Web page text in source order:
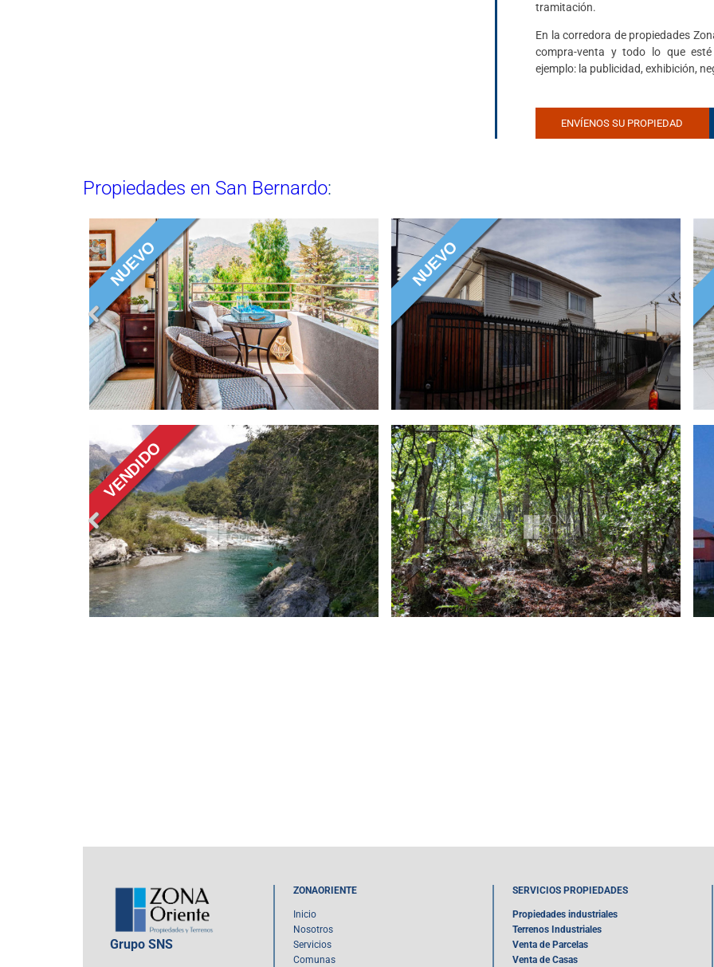
tramitación.
En la corredora de propiedades
compra-venta y todo lo que
ejemplo: la publicidad, exhibición,
ENVÍENOS SU PROPIEDAD
Propiedades en San Bernardo:
departamentos
OFERTA VENTA DE AMPLIA CASA
EN EL BOSQUE 180M2/245M2
Amplia casa en la comuna de El Bosque 180m2
construídos /245m2 terreno.
UF 4522.00
Más Información
CIDEPA, ANNE PARK,
DEPARTAMENTOS NUEVOS EN LA
DEHESA
CIDEPA pone a disposición. la venta de29
departamentos en la comuna de La Dehesa de 120
A 167 M² totales
UF 11067.00
Más Información
PARCELA 7,5 HAS CAMINO A LA
BALSA
Hermosa parcela para uso familiar en camino a la
Balsa
UF 676.00
Más Información
40 HECTÁREAS SECTOR VILLEGAS,
CAMINO A LA BALSA
Hermoso campo con destino agrícola, forestal o
familiar. Derechos aguas 3 veces pos semana
$ 240.000.000
Más Información
Grupo SNS
ZONAORIENTE
Inicio
Nosotros
Servicios
Comunas
SERVICIOS PROPIEDADES
Propiedades industriales
Terrenos Industriales
Venta de Parcelas
Venta de Casas